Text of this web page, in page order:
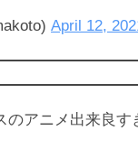
April 12,
のアニメ出来良